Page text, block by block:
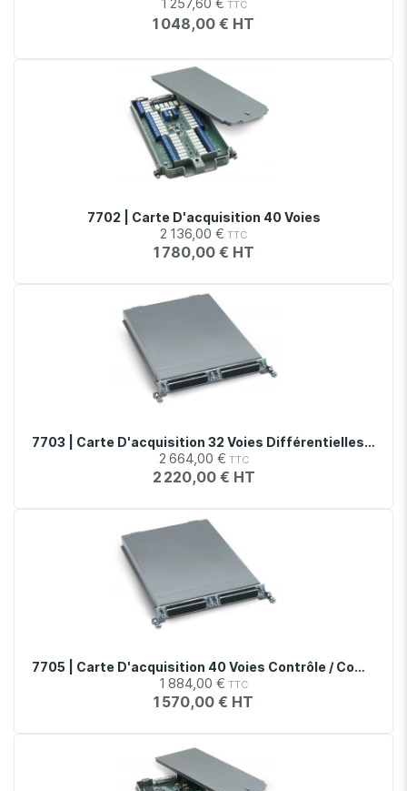
1 048,00 €
7702 | Carte D'acquisition 40 Voies
2 136,00 €
1 780,00 €
7703 | Carte D'acquisition 32 Voies Différentielles Rapides, Avec Relais
2 664,00 €
2 220,00 €
7705 | Carte D'acquisition 40 Voies Contrôle / Commande, Avec Connecteur Sub-D
1 884,00 €
1 570,00 €